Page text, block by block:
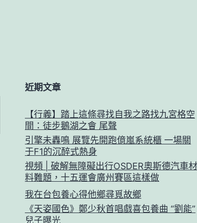
近期文章
【行義】踏上這條尋找自我之路找九宮格空
間：徒步鵝湖之會 尾聲
引擎未轟鳴 展覽先開跑億嵐系統櫃 一場關
于F1的沉醉式熱身
視頻 | 破解無障礙出行OSDER奧斯德汽車材
料難題，十五運會廣州賽區這樣做
我在台包養心得他鄉尋覓故鄉
《天姿國色》鄭少秋首唱戲喜包養曲 “劉能”
兒子曝光